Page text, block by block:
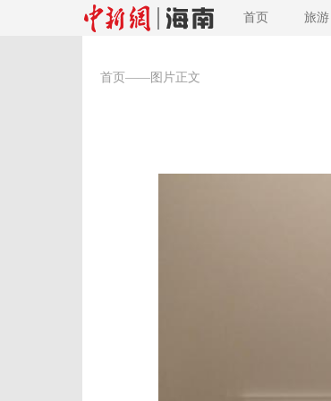
首页 旅游
首页 ——图片正文